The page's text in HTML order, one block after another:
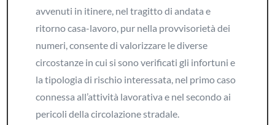
avvenuti in itinere, nel tragitto di andata e
ritorno casa-lavoro, pur nella provvisorietà dei
numeri, consente di valorizzare le diverse
circostanze in cui si sono verificati gli infortuni e
la tipologia di rischio interessata, nel primo caso
connessa all’attività lavorativa e nel secondo ai
pericoli della circolazione stradale.